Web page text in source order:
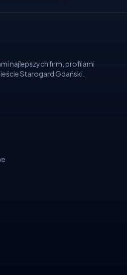
najlepszych firm, profilami
Starogard Gdański.